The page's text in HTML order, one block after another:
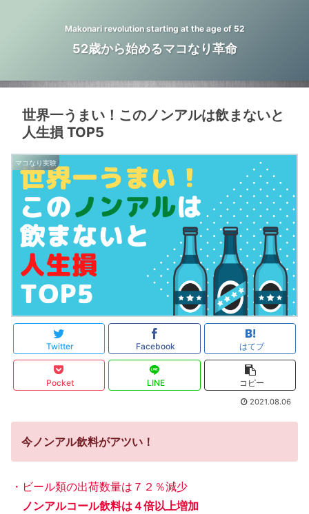
Makonari revolution starting at the age of 52
52歳から始めるマコなり革命
世界一うまい！このノンアルは飲まないと
人生損 TOP5
マコなり実験
Twitter Facebook はてブ
Pocket LINE コピー
2021.08.06
今ノンアル飲料がアツい！
・ビール類の出荷数量は７２％減少
ノンアルコール飲料は４倍以上増加